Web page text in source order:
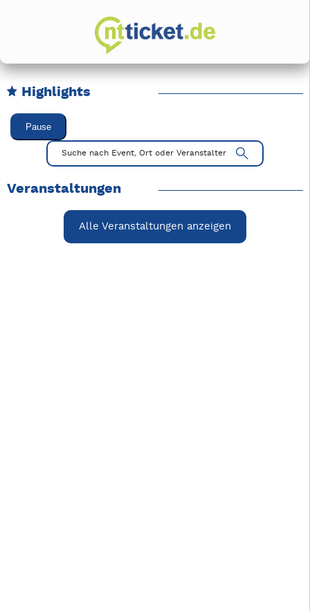
Highlights
Karussell Veranstaltungen überspringen
Pause
Mit Tab zu den Steuerelementen wechseln. Mit Pfeiltasten
Suche nach Event, Ort oder Veranstalter
Veranstaltungen
Alle Veranstaltungen anzeigen